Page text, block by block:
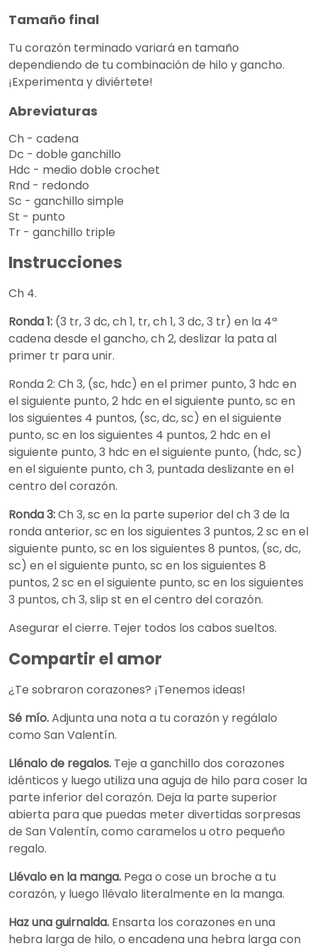
Tamaño final
Tu corazón terminado variará en tamaño
dependiendo de tu combinación de hilo y gancho.
¡Experimenta y diviértete!
Abreviaturas
Ch - cadena
Dc - doble ganchillo
Hdc - medio doble crochet
Rnd - redondo
Sc - ganchillo simple
St - punto
Tr - ganchillo triple
Instrucciones
Ch 4.
Ronda 1: (3 tr, 3 dc, ch 1, tr, ch 1, 3 dc, 3 tr) en la 4ª
cadena desde el gancho, ch 2, deslizar la pata al
primer tr para unir.
Ronda 2: Ch 3, (sc, hdc) en el primer punto, 3 hdc en
el siguiente punto, 2 hdc en el siguiente punto, sc en
los siguientes 4 puntos, (sc, dc, sc) en el siguiente
punto, sc en los siguientes 4 puntos, 2 hdc en el
siguiente punto, 3 hdc en el siguiente punto, (hdc, sc)
en el siguiente punto, ch 3, puntada deslizante en el
centro del corazón.
Ronda 3:Ch 3, sc en la parte superior del ch 3 de la
ronda anterior, sc en los siguientes 3 puntos, 2 sc en el
siguiente punto, sc en los siguientes 8 puntos, (sc, dc,
sc) en el siguiente punto, sc en los siguientes 8
puntos, 2 sc en el siguiente punto, sc en los siguientes
3 puntos, ch 3, slip st en el centro del corazón.
Asegurar el cierre. Tejer todos los cabos sueltos.
Compartir el amor
¿Te sobraron corazones? ¡Tenemos ideas!
Sé mío.Adjunta una nota a tu corazón y regálalo
como San Valentín.
Llénalo de regalos. Teje a ganchillo dos corazones
idénticos y luego utiliza una aguja de hilo para coser la
parte inferior del corazón. Deja la parte superior
abierta para que puedas meter divertidas sorpresas
de San Valentín, como caramelos u otro pequeño
regalo.
Llévalo en la manga. Pega o cose un broche a tu
corazón, y luego llévalo literalmente en la manga.
Haz una guirnalda. Ensarta los corazones en una
hebra larga de hilo, o encadena una hebra larga con